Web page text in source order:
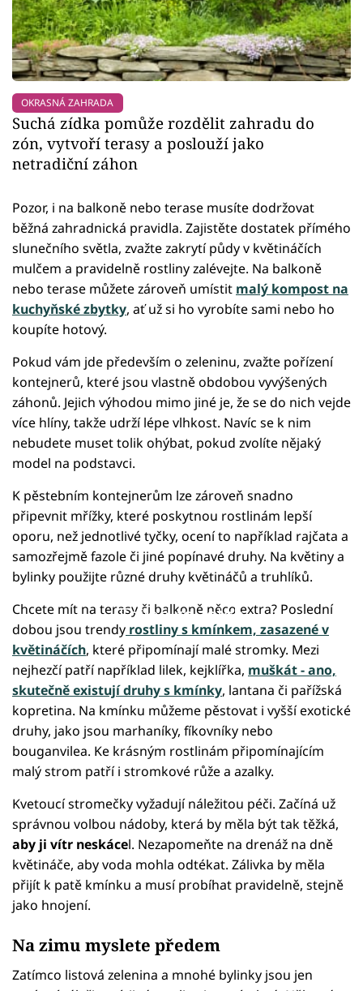
OKRASNÁ ZAHRADA
Suchá zídka pomůže rozdělit zahradu do
zón, vytvoří terasy a poslouží jako
netradiční záhon
Pozor, i na balkoně nebo terase musíte dodržovat
běžná zahradnická pravidla. Zajistěte dostatek přímého
slunečního světla, zvažte zakrytí půdy v květináčích
mulčem a pravidelně rostliny zalévejte. Na balkoně
nebo terase můžete zároveň umístit malý kompost na
kuchyňské zbytky, ať už si ho vyrobíte sami nebo ho
koupíte hotový.
Pokud vám jde především o zeleninu, zvažte pořízení
kontejnerů, které jsou vlastně obdobou vyvýšených
záhonů. Jejich výhodou mimo jiné je, že se do nich vejde
více hlíny, takže udrží lépe vlhkost. Navíc se k nim
nebudete muset tolik ohýbat, pokud zvolíte nějaký
model na podstavci.
K pěstebním kontejnerům lze zároveň snadno
připevnit mřížky, které poskytnou rostlinám lepší
oporu, než jednotlivé tyčky, ocení to například rajčata a
samozřejmě fazole či jiné popínavé druhy. Na květiny a
bylinky použijte různé druhy květináčů a truhlíků.
Failed to fetch
Chcete mít na terasy či balkoně něco extra? Poslední
dobou jsou trendy rostliny s kmínkem, zasazené v
květináčích, které připomínají malé stromky. Mezi
nejhezčí patří například lilek, kejklířka, muškát - ano,
skutečně existují druhy s kmínky, lantana či pařížská
kopretina. Na kmínku můžeme pěstovat i vyšší exotické
druhy, jako jsou marhaníky, fíkovníky nebo
bouganvilea. Ke krásným rostlinám připomínajícím
malý strom patří i stromkové růže a azalky.
Kvetoucí stromečky vyžadují náležitou péči. Začíná už
správnou volbou nádoby, která by měla být tak těžká,
aby ji vítr neskácel. Nezapomeňte na drenáž na dně
květináče, aby voda mohla odtékat. Zálivka by měla
přijít k patě kmínku a musí probíhat pravidelně, stejně
jako hnojení.
Na zimu myslete předem
Zatímco listová zelenina a mnohé bylinky jsou jen